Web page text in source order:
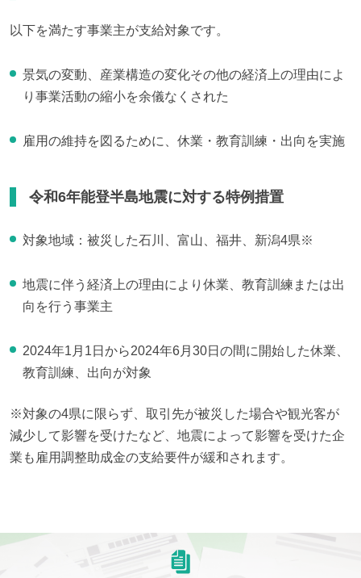
以下を満たす事業主が支給対象です。
景気の変動、産業構造の変化その他の経済上の理由によ
り事業活動の縮小を余儀なくされた
雇用の維持を図るために、休業・教育訓練・出向を実施
令和6年能登半島地震に対する特例措置
対象地域：被災した石川、富山、福井、新潟4県※
地震に伴う経済上の理由により休業、教育訓練または出
向を行う事業主
2024年1月1日から2024年6月30日の間に開始した休業、
教育訓練、出向が対象
※対象の4県に限らず、取引先が被災した場合や観光客が
減少して影響を受けたなど、地震によって影響を受けた企
業も雇用調整助成金の支給要件が緩和されます。